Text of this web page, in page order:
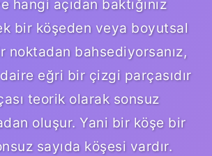
hangi açıdan baktığınız
bir köşeden veya boyutsal
noktadan bahsediyorsanız,
eğri bir çizgi parçasıdır
teorik olarak sonsuz
oluşur. Yani bir köşe bir
sayıda köşesi vardır.